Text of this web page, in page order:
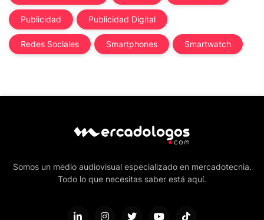
Publicidad Publicidad Digital
Redes Sociales Smartphones Smartwatch
Somos un medio audiovisual especializado en mercadotecnia.
Todo lo que necesitas saber está aquí.